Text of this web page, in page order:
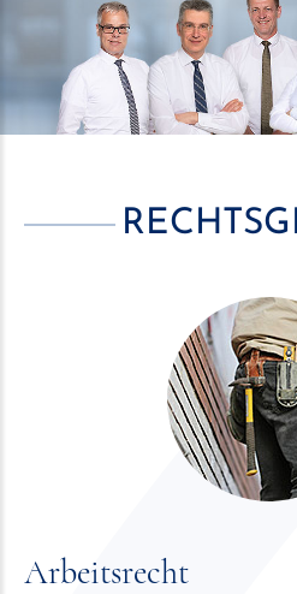
Arbeitsrecht